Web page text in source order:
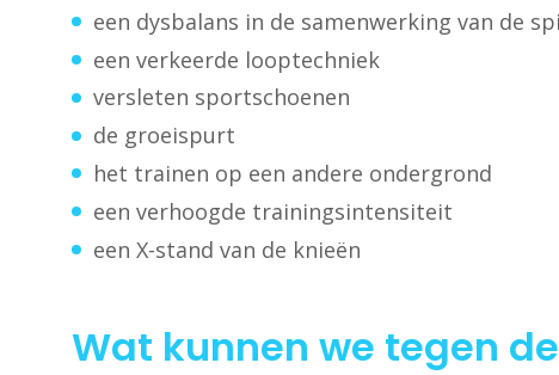
een dysbalans in de samenwerking van de
een verkeerde looptechniek
versleten sportschoenen
de groeispurt
het trainen op een andere ondergrond
een verhoogde trainingsintensiteit
een X-stand van de knieën
Wat kunnen we tegen